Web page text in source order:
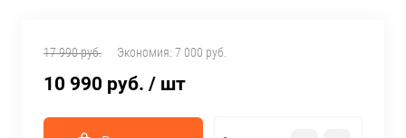
17 990 руб. Экономия: 7 000 руб.
10 990 руб. / шт